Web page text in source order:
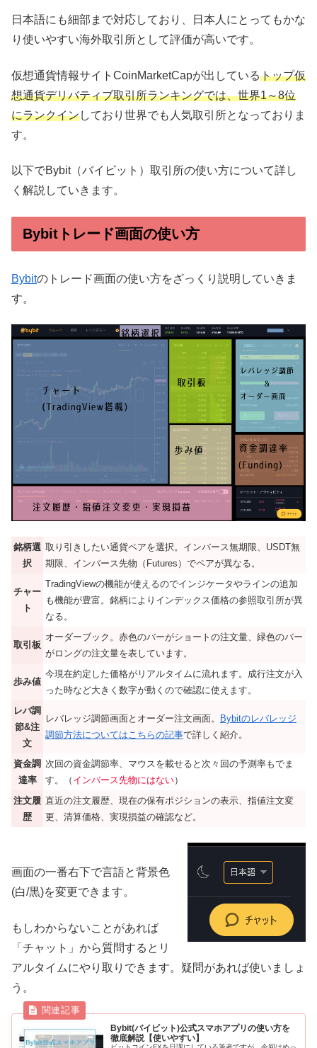
日本語にも細部まで対応しており、日本人にとってもかな
り使いやすい海外取引所として評価が高いです。
仮想通貨情報サイトCoinMarketCapが出しているトップ仮
想通貨デリバティブ取引所ランキングでは、世界1～8位
にランクインしており世界でも人気取引所となっておりま
す。
以下でBybit（バイビット）取引所の使い方について詳し
く解説していきます。
Bybitトレード画面の使い方
Bybitのトレード画面の使い方をざっくり説明していきま
す。
銘柄選
択
取り引きしたい通貨ペアを選択。インバース無期限、USDT無
期限、インバース先物（Futures）でペアが異なる。
チャー
ト
TradingViewの機能が使えるのでインジケータやラインの追加
も機能が豊富。銘柄によりインデックス価格の参照取引所が異
なる。
取引板
オーダーブック。赤色のバーがショートの注文量、緑色のバー
がロングの注文量を表しています。
歩み値
今現在約定した価格がリアルタイムに流れます。成行注文が入
った時など大きく数字が動くので確認に使えます。
レバ調
節&注
文
レバレッジ調節画面とオーダー注文画面。
Bybitのレバレッジ
調節方法についてはこちらの記事で詳しく紹介。
資金調
達率
次回の資金調節率、マウスを載せると次々回の予測率もでま
す。（ インバース先物にはない）
注文履
歴
直近の注文履歴、現在の保有ポジションの表示、指値注文変
更、清算価格、実現損益の確認など。
画面の一番右下で言語と背景色
(白/黒)を変更できます。
もしわからないことがあれば
「チャット」から質問するとリ
アルタイムにやり取りできます。疑問があれば使いましょ
う。
Bybit(バイビット)公式スマホアプリの使い方を
徹底解説【使いやすい】